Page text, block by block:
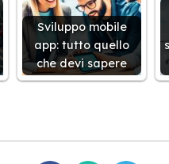
Sviluppo mobile
app: tutto quello
che devi sapere